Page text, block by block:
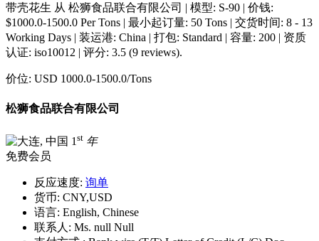
带壳花生 从 松狮食品联合有限公司 | 模型: S-90 | 价钱:
$1000.0-1500.0 Per Tons | 最小起订量: 50 Tons | 交货时间: 8 - 13
Working Days | 装运港: China | 打包: Standard | 容量: 200 | 资质
认证: iso10012 | 评分: 3.5 (9 reviews).
价位: USD 1000.0-1500.0/Tons
松狮食品联合有限公司
1 st 年
免费会员
反应速度: 询单
货币: CNY,USD
语言: English, Chinese
联系人: Ms. null Null